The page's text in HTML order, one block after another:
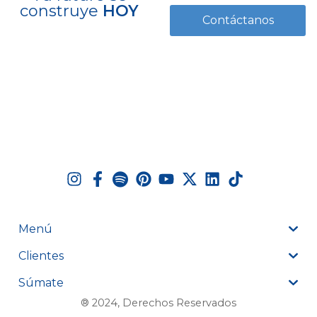
construye HOY Contáctanos
Menú
Clientes
Súmate
® 2024, Derechos Reservados